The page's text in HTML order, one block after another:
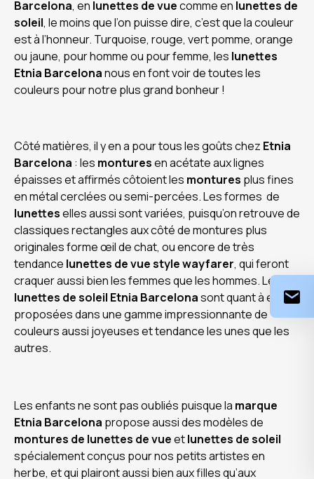
Barcelona, en lunettes de vuecomme en lunettes de
soleil, le moins que l’on puisse dire, c’est que la couleur
est à l’honneur. Turquoise, rouge, vert pomme, orange
ou jaune, pour homme ou pour femme, les lunettes
Etnia Barcelonanous en font voir de toutes les
couleurs pour notre plus grand bonheur !
Côté matières, il y en a pour tous les goûts chez Etnia
Barcelona : les monturesen acétate aux lignes
épaisses et affirmés côtoient les montures plus fines
en métal cerclées ou semi-percées. Les formes de
lunetteselles aussi sont variées, puisqu’on retrouve de
classiques rectangles aux côté de montures plus
originales forme œil de chat, ou encore de très
tendance lunettes de vue style wayfarer, qui feront
craquer aussi bien les femmes que les hommes. Les
lunettes de soleil Etnia Barcelonasont quant à elles
proposées dans une gamme impressionnante de
couleurs aussi joyeuses et tendance les unes que les
autres.
Les enfants ne sont pas oubliés puisque la marque
Etnia Barcelona propose aussi des modèles de
montures de lunettes de vueetlunettes de soleil
spécialement conçus pour nos petits artistes en
herbe, et qui plairont aussi bien aux filles qu’aux